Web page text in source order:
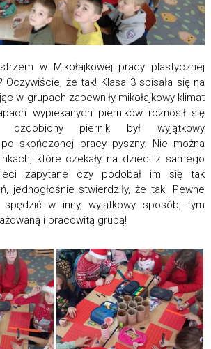
w Mikołajkowej pracy plastycznej
Oczywiście, że tak! Klasa 3 spisała się na
w grupach zapewniły mikołajkowy klimat
wypiekanych pierników roznosił się
ozdobiony piernik był wyjątkowy
skończonej pracy pyszny. Nie można
które czekały na dzieci z samego
zapytane czy podobał im się tak
jednogłośnie stwierdziły, że tak. Pewne
w inny, wyjątkowy sposób, tym
i pracowitą grupą!